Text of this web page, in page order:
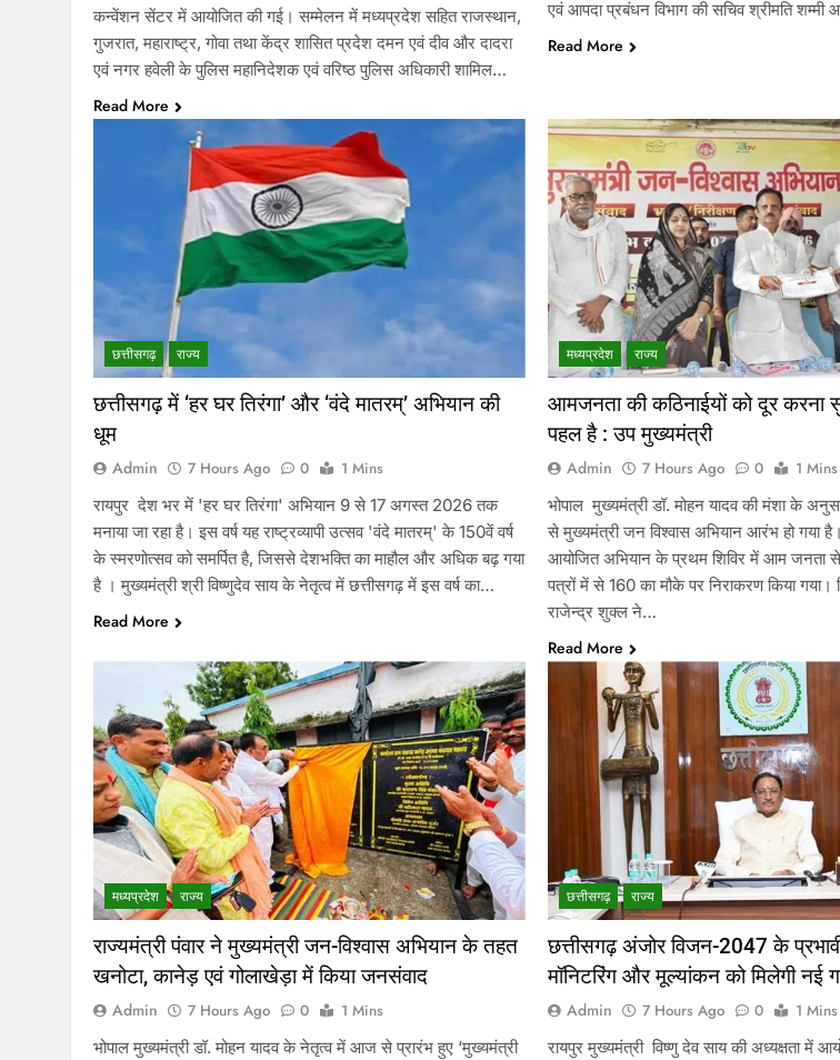
कन्वेंशन सेंटर में आयोजित की गई। सम्मेलन में मध्यप्रदेश सहित राजस्थान,
गुजरात, महाराष्ट्र, गोवा तथा केंद्र शासित प्रदेश दमन एवं दीव और दादरा
एवं नगर हवेली के पुलिस महानिदेशक एवं वरिष्ठ पुलिस अधिकारी शामिल…
Read More
एवं आपदा प्रबंधन विभाग की सचिव श्रीमति शम्मी
Read More
छत्तीसगढ़ राज्य
छत्तीसगढ़ में ‘हर घर तिरंगा’ और ‘वंदे मातरम्’ अभियान की
धूम
Admin 7 Hours Ago 0
1 Mins
रायपुर देश भर में 'हर घर तिरंगा' अभियान 9 से 17 अगस्त 2026 तक
मनाया जा रहा है। इस वर्ष यह राष्ट्रव्यापी उत्सव 'वंदे मातरम्' के 150वें वर्ष
के स्मरणोत्सव को समर्पित है, जिससे देशभक्ति का माहौल और अधिक बढ़ गया
है । मुख्यमंत्री श्री विष्णुदेव साय के नेतृत्व में छत्तीसगढ़ में इस वर्ष का…
Read More
मध्‍यप्रदेश राज्य
आमजनता की कठिनाईयों को दूर करना
पहल है : उप मुख्यमंत्री
Admin 7 Hours Ago 0
1 Mins
भोपाल मुख्यमंत्री डॉ. मोहन यादव की मंशा के
से मुख्यमंत्री जन विश्वास अभियान आरंभ हो गया
आयोजित अभियान के प्रथम शिविर में आम जनता
पत्रों में से 160 का मौके पर निराकरण किया गया।
राजेन्द्र शुक्ल ने…
Read More
मध्‍यप्रदेश राज्य
राज्यमंत्री पंवार ने मुख्यमंत्री जन-विश्वास अभियान के तहत
खनोटा, कानेड़ एवं गोलाखेड़ा में किया जनसंवाद
Admin 7 Hours Ago 0
1 Mins
भोपाल मुख्यमंत्री डॉ. मोहन यादव के नेतृत्व में आज से प्रारंभ हुए ‘मुख्यमंत्री
छत्तीसगढ़ राज्य
छत्तीसगढ़ अंजोर विजन-2047 के
मॉनिटरिंग और मूल्यांकन को मिलेगी नई
Admin 7 Hours Ago 0
1 Mins
रायपुर मुख्यमंत्री विष्णु देव साय की अध्यक्षता में